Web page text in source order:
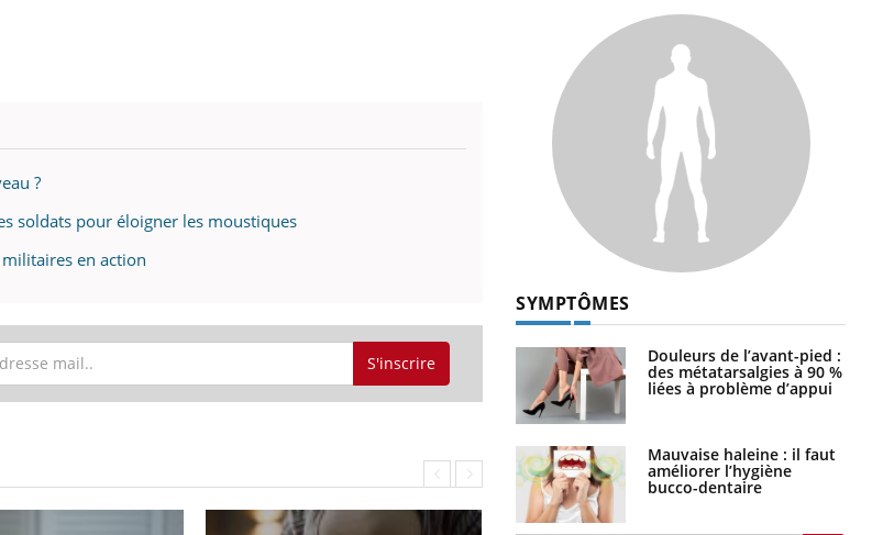
?
soldats pour éloigner les moustiques
en action
S'inscrire
SYMPTÔMES
Douleurs de l’avant-pied :
des métatarsalgies à 90 %
liées à problème d’appui
Mauvaise haleine : il faut
améliorer l’hygiène
bucco-dentaire